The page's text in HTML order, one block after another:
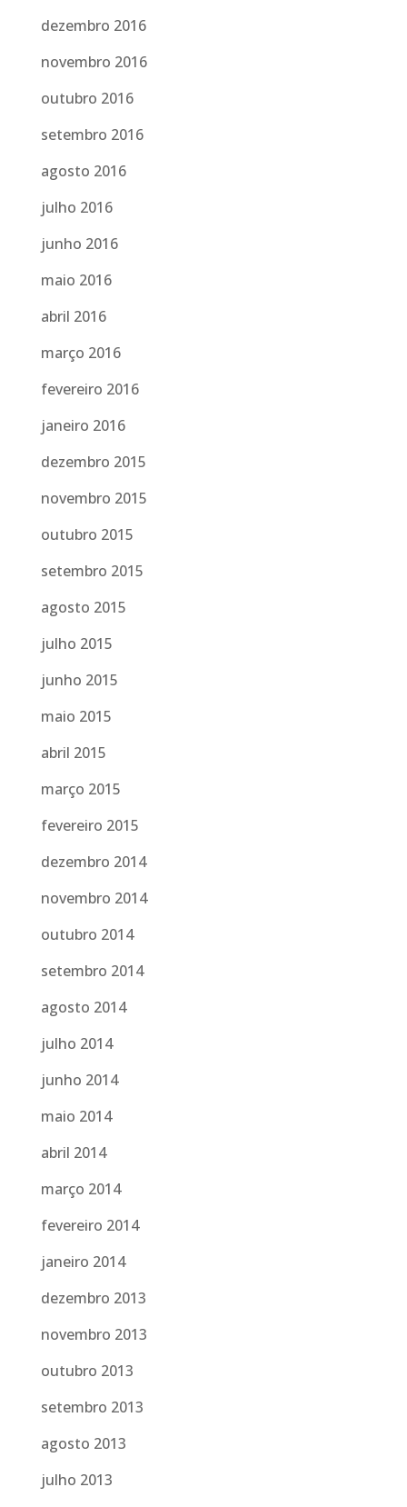
dezembro 2016
novembro 2016
outubro 2016
setembro 2016
agosto 2016
julho 2016
junho 2016
maio 2016
abril 2016
março 2016
fevereiro 2016
janeiro 2016
dezembro 2015
novembro 2015
outubro 2015
setembro 2015
agosto 2015
julho 2015
junho 2015
maio 2015
abril 2015
março 2015
fevereiro 2015
dezembro 2014
novembro 2014
outubro 2014
setembro 2014
agosto 2014
julho 2014
junho 2014
maio 2014
abril 2014
março 2014
fevereiro 2014
janeiro 2014
dezembro 2013
novembro 2013
outubro 2013
setembro 2013
agosto 2013
julho 2013